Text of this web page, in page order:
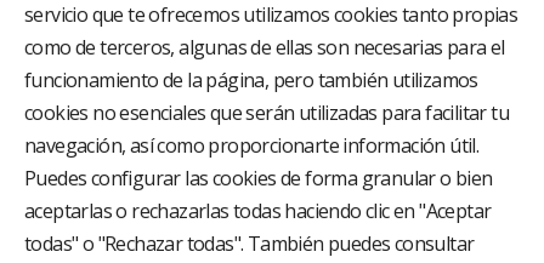
servicio que te ofrecemos utilizamos cookies tanto propias
como de terceros, algunas de ellas son necesarias para el
funcionamiento de la página, pero también utilizamos
cookies no esenciales que serán utilizadas para facilitar tu
navegación, así como proporcionarte información útil.
Puedes configurar las cookies de forma granular o bien
aceptarlas o rechazarlas todas haciendo clic en "Aceptar
todas" o "Rechazar todas". También puedes consultar
El Grupo Hospitalario HLA es uno de los proveedores
hospitalarios con mayor presencia en España, creado
con el objetivo de proporcionar el acceso a una
asistencia sanitaria de alto nivel. Nuestra red asistencial
está compuesta por 18 hospitales y 37 centros médicos
multiespecialidad.